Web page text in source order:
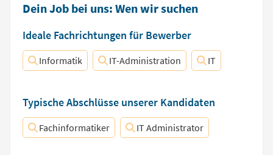
Dein Job bei uns: Wen wir suchen
Ideale Fachrichtungen für Bewerber
Informatik IT-Administration IT
Typische Abschlüsse unserer Kandidaten
Fachinformatiker IT Administrator